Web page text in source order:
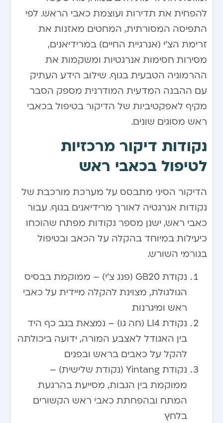
להפחית את תדירות ועוצמת כאבי הראש. לפי
התפיסה המסורתית, המחטים מאזנות את
זרימת הצ’י (אנרגיית החיים) במרידיאנים,
מסירות חסימות אנרגטיות ומשקמות את
ההרמוניה הטבעית בגוף. שילוב הידע העתיק
עם ההבנה המדעית המודרנית מספק הסבר
מקיף לאפקטיביות של הדיקור בטיפול בכאבי
ראש מסוגים שונים.
נקודות דיקור מרכזיות
לטיפול בכאבי ראש
הדיקור הסיני מתבסס על מערכת מורכבת של
נקודות אנרגטיה לאורך מרידיאנים בגוף. עבור
כאבי ראש, ישנן מספר נקודות מפתח שהוכחו
כיעילות במיוחד בהקלה על הכאב ובטיפול
בגורמי השורש.
נקודת GB20 (פנג צ’י) – ממוקמת בבסיס
הגולגולת, מצוינת להקלה מיידית על כאבי
ראש ומיגרנות
נקודת LI4 (חה גו) – נמצאת בגב כף היד
בין האגודל לאצבע המורה, ידועה ביכולתה
להקל על כאבים בראש ובפנים
נקודת Yintang (נקודת שלישית) –
ממוקמת בין הגבות, מסייעת בהרגעת
המתח ובהפחתת כאבי ראש הקשורים
בלחץ